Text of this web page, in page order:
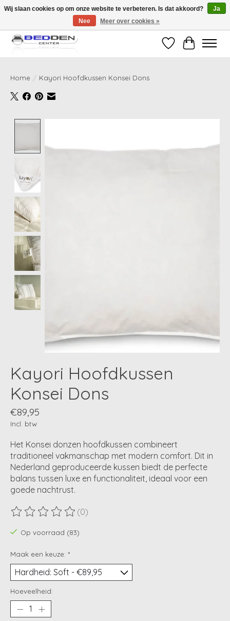
Standaard matrassen binnen 24 uur gratis geleverd!
Verlanglijst
Home / Kayori Hoofdkussen Konsei Dons
Kayori Hoofdkussen
Konsei Dons
€89,95
Incl. btw
Het Konsei donzen hoofdkussen combineert
traditioneel vakmanschap met modern comfort. Dit in
Nederland geproduceerde kussen biedt de perfecte
balans tussen luxe en functionaliteit, ideaal voor een
goede nachtrust.
De beoordeling van dit product is
(0)
Op voorraad (83)
Maak een keuze: *
Hoeveelheid:
Wij slaan cookies op om onze website te verbeteren. Is dat akkoord?
Ja
Nee
Meer over cookies »